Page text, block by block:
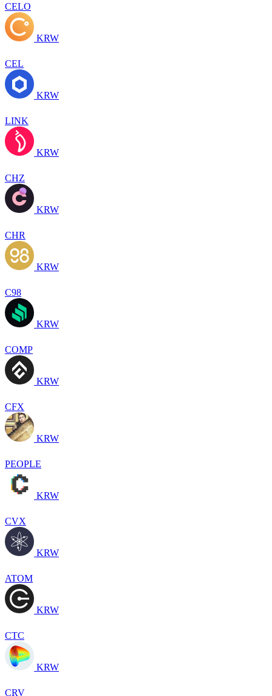
CELO
KRW
CEL
KRW
LINK
KRW
CHZ
KRW
CHR
KRW
C98
KRW
COMP
KRW
CFX
KRW
PEOPLE
KRW
CVX
KRW
ATOM
KRW
CTC
KRW
CRV